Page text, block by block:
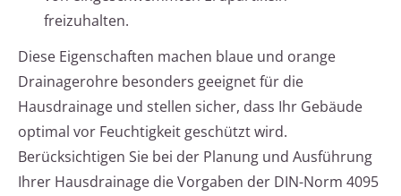
freizuhalten.
Diese Eigenschaften machen blaue und orange
Drainagerohre besonders geeignet für die
Hausdrainage und stellen sicher, dass Ihr Gebäude
optimal vor Feuchtigkeit geschützt wird.
Berücksichtigen Sie bei der Planung und Ausführung
Ihrer Hausdrainage die Vorgaben der DIN-Norm 4095